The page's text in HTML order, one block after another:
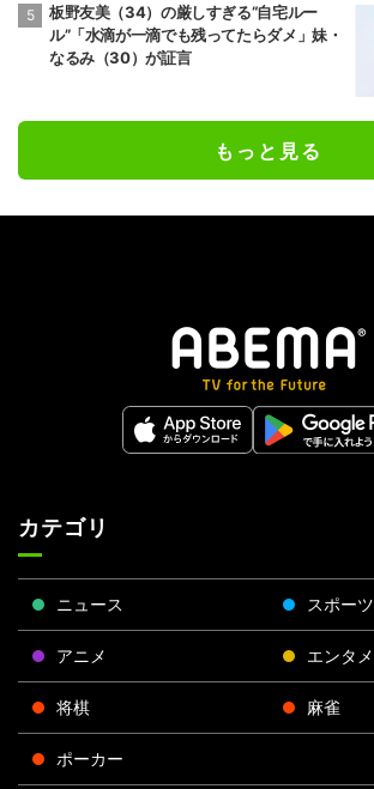
板野友美（34）の厳しすぎる“自宅ルー
ル”「水滴が一滴でも残ってたらダメ」妹・
なるみ（30）が証言
もっと見る
カテゴリ
ニュース スポーツ
アニメ エンタメ
将棋 麻雀
ポーカー